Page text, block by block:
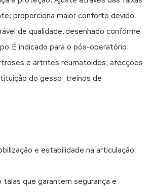
proporciona maior conforto devido
de qualidade, desenhado conforme
É indicado para o pós-operatório;
e artrites reumatoides; afecções
do gesso; treinos de
e estabilidade na articulação
talas que garantem segurança e